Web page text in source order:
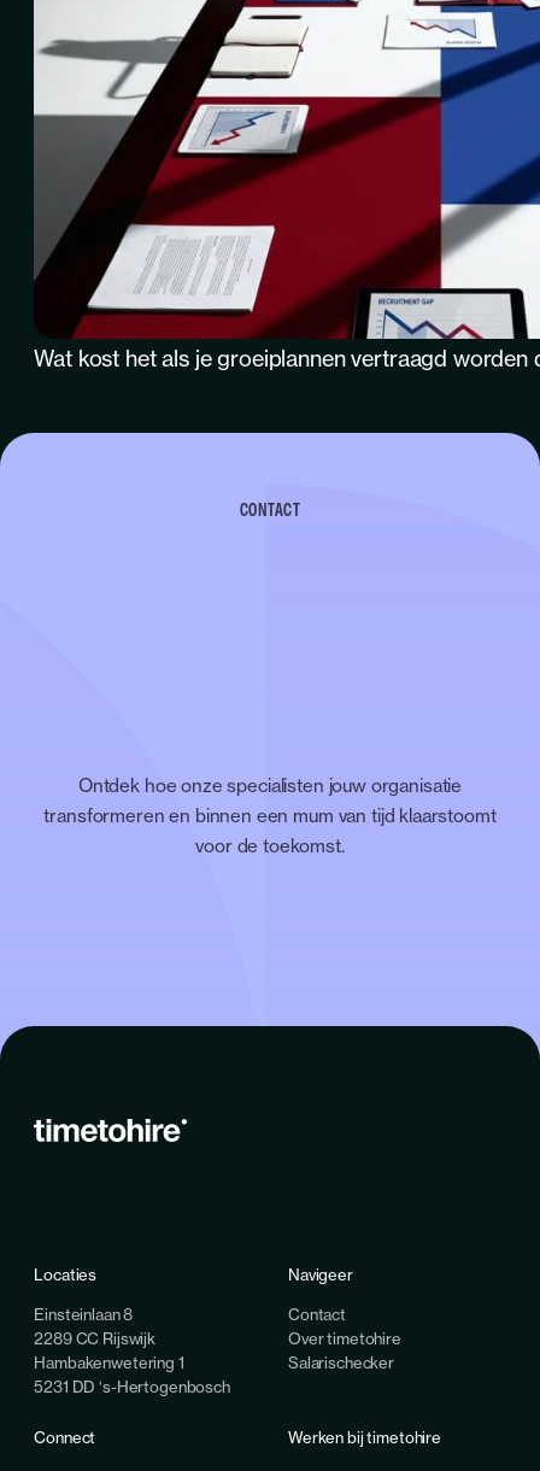
Wat kost het als je groeiplannen vertraagd worden
CONTACT
Ontdek hoe onze specialisten jouw organisatie
transformeren en binnen een mum van tijd klaarstoomt
voor de toekomst.
Locaties
Einsteinlaan 8
2289 CC Rijswijk
Hambakenwetering 1
5231 DD ‘s-Hertogenbosch
Navigeer
Contact
Over timetohire
Salarischecker
Connect Werken bij timetohire